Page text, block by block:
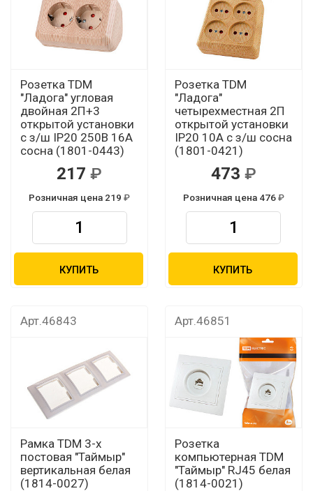
Розетка TDM
"Ладога" угловая
двойная 2П+3
открытой установки
с з/ш IP20 250В 16А
сосна (1801-0443)
217
Розничная цена 219
КУПИТЬ
Розетка TDM
"Ладога"
четырехместная 2П
открытой установки
IP20 10A с з/ш сосна
(1801-0421)
473
Розничная цена 476
КУПИТЬ
Арт.46843
Рамка TDM 3-х
постовая "Таймыр"
вертикальная белая
(1814-0027)
Арт.46851
Розетка
компьютерная TDM
"Таймыр" RJ45 белая
(1814-0021)